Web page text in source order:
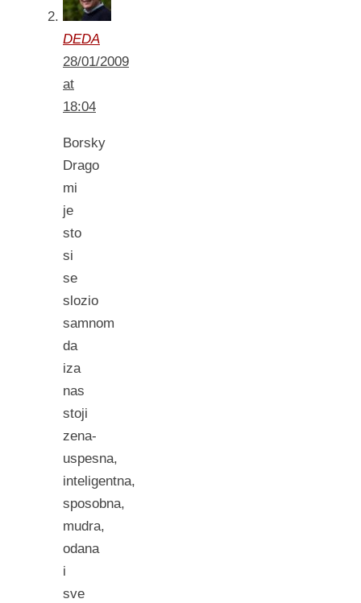
DEDA
28/01/2009
at
18:04
Borsky
Drago
mi
je
sto
si
se
slozio
samnom
da
iza
nas
stoji
zena-
uspesna,
inteligentna,
sposobna,
mudra,
odana
i
sve